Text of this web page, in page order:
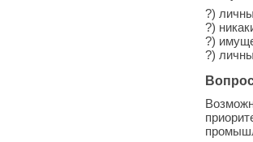
?)
?)
?)
?)